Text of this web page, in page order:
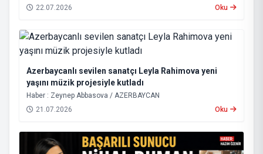
22.07.2026
Oku
Azerbaycanlı sevilen sanatçı Leyla Rahimova yeni
yaşını müzik projesiyle kutladı
Haber : Zeynep Abbasova / AZERBAYCAN
21.07.2026
Oku